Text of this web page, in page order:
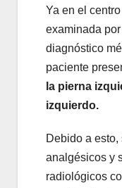
Ya en el
examinada
diagnóstico
paciente
la pierna
izquierdo.
Debido a
analgésicos y
radiológicos